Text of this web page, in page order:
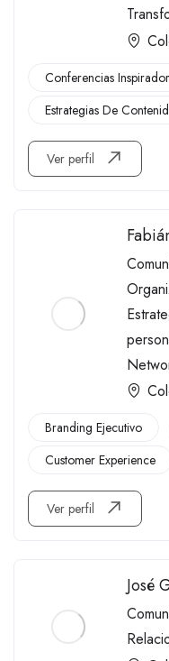
Conferencias
Estrategias De
Ver perfil
Branding Ejecutivo
Customer Experience
Ver perfil
José